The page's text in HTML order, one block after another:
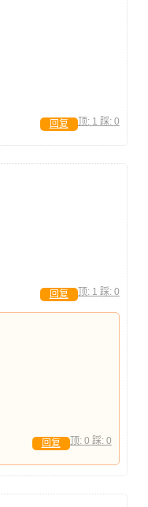
顶: 1 踩: 0
回复
顶: 1 踩: 0
回复
顶: 0 踩: 0
回复